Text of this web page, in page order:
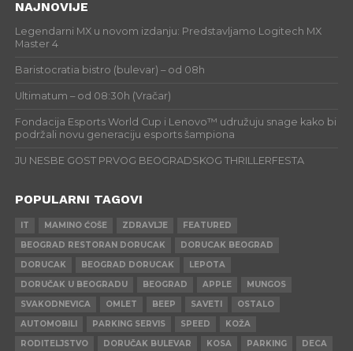
NAJNOVIJE
Legendarni MX u novom izdanju: Predstavljamo Logitech MX
Master 4
Baristocratia bistro (bulevar) – od 08h
Ultimatum – od 08:30h (Vračar)
Fondacija Esports World Cup i Lenovo™ udružuju snage kako bi
podržali novu generaciju esports šampiona
JU NESBE GOST PRVOG BEOGRADSKOG THRILLERFESTA
POPULARNI TAGOVI
IT MAMINO ĆOŠE ZDRAVLJE
FEATURED
BEOGRAD RESTORAN DORUCAK
DORUCAK BEOGRAD
DORUCAK
BEOGRAD DORUCAK
LEPOTA
DORUČAK U BEOGRADU
BEOGRAD APPLE
MUNGOS
SVAKODNEVICA
OMLET BEEP SAVETI
OSTALO
AUTOMOBILI
PARKING SERVIS SPEED
KOŽA
RODITELJSTVO
DORUČAK BULEVAR KOSA PARKING DECA